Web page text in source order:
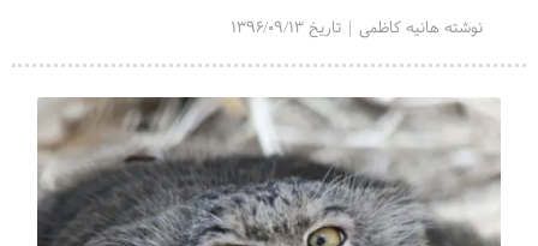
نوشته هانیه کاظمی | تاریخ 1396/09/13